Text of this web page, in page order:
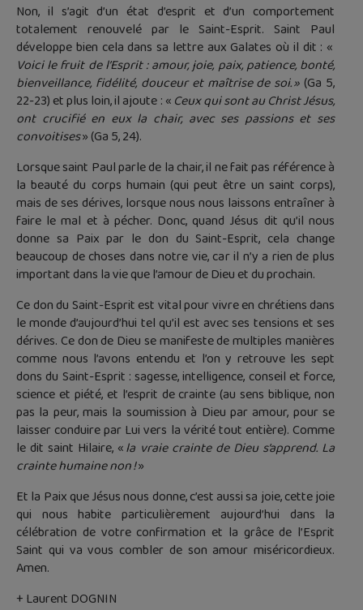
Non, il s’agit d’un état d’esprit et d’un comportement
totalement renouvelé par le Saint-Esprit. Saint Paul
développe bien cela dans sa lettre aux Galates où il dit : «
Voici le fruit de l’Esprit : amour, joie, paix, patience, bonté,
bienveillance, fidélité, douceur et maîtrise de soi. » (Ga 5,
22-23) et plus loin, il ajoute : « Ceux qui sont au Christ Jésus,
ont crucifié en eux la chair, avec ses passions et ses
convoitises» (Ga 5, 24).
Lorsque saint Paul parle de la chair, il ne fait pas référence à
la beauté du corps humain (qui peut être un saint corps),
mais de ses dérives, lorsque nous nous laissons entraîner à
faire le mal et à pécher. Donc, quand Jésus dit qu’il nous
donne sa Paix par le don du Saint-Esprit, cela change
beaucoup de choses dans notre vie, car il n’y a rien de plus
important dans la vie que l’amour de Dieu et du prochain.
Ce don du Saint-Esprit est vital pour vivre en chrétiens dans
le monde d’aujourd’hui tel qu’il est avec ses tensions et ses
dérives. Ce don de Dieu se manifeste de multiples manières
comme nous l’avons entendu et l’on y retrouve les sept
dons du Saint-Esprit : sagesse, intelligence, conseil et force,
science et piété, et l’esprit de crainte (au sens biblique, non
pas la peur, mais la soumission à Dieu par amour, pour se
laisser conduire par Lui vers la vérité tout entière). Comme
le dit saint Hilaire, «la vraie crainte de Dieu s’apprend. La
crainte humaine non !»
Et la Paix que Jésus nous donne, c’est aussi sa joie, cette joie
qui nous habite particulièrement aujourd’hui dans la
célébration de votre confirmation et la grâce de l’Esprit
Saint qui va vous combler de son amour miséricordieux.
Amen.
+ Laurent DOGNIN